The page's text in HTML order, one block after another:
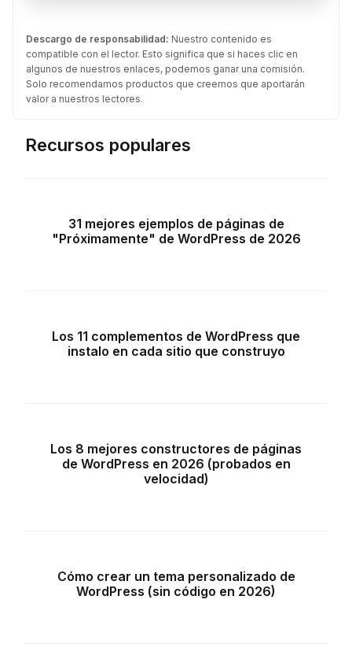
Descargo de responsabilidad: Nuestro contenido es
compatible con el lector. Esto significa que si haces clic en
algunos de nuestros enlaces, podemos ganar una comisión.
Solo recomendamos productos que creemos que aportarán
valor a nuestros lectores.
Recursos populares
31 mejores ejemplos de páginas de
"Próximamente" de WordPress de 2026
Los 11 complementos de WordPress que
instalo en cada sitio que construyo
Los 8 mejores constructores de páginas
de WordPress en 2026 (probados en
velocidad)
Cómo crear un tema personalizado de
WordPress (sin código en 2026)